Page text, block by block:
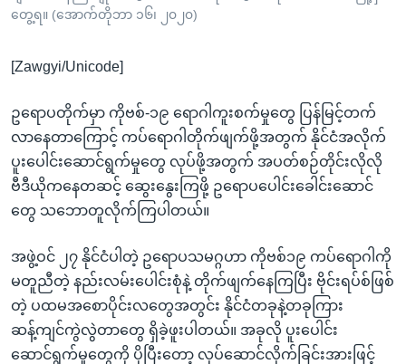
ရန်
ရန်
သို့
ကျော်
ရန်
တွေ့ရ။ (အောက်တိုဘာ ၁၆၊ ၂၀၂၀)
[Zawgyi/Unicode]
ဥရောပတိုက်မှာ ကိုဗစ်-၁၉ ရောဂါကူးစက်မှုတွေ ပြန်မြင့်တက်
လာနေတာကြောင့် ကပ်ရောဂါတိုက်ဖျက်ဖို့အတွက် နိုင်ငံအလိုက်
ပူးပေါင်းဆောင်ရွက်မှုတွေ လုပ်ဖို့အတွက် အပတ်စဉ်တိုင်းလိုလို
ဗီဒီယိုကနေတဆင့် ဆွေးနွေးကြဖို့ ဥရောပပေါင်းခေါင်းဆောင်
တွေ သဘောတူလိုက်ကြပါတယ်။
အဖွဲ့ဝင် ၂၇ နိုင်ငံပါတဲ့ ဥရောပသမဂ္ဂဟာ ကိုဗစ်၁၉ ကပ်ရောဂါကို
မတူညီတဲ့ နည်းလမ်းပေါင်းစုံနဲ့ တိုက်ဖျက်နေကြပြီး ဗိုင်းရပ်စ်ဖြစ်
တဲ့ ပထမအစောပိုင်းလတွေအတွင်း နိုင်ငံတခုနဲ့တခုကြား
ဆန့်ကျင်ကွဲလွဲတာတွေ ရှိခဲ့ဖူးပါတယ်။ အခုလို ပူးပေါင်း
ဆောင်ရွက်မှုတွေကို ပိုပြီးတော့ လုပ်ဆောင်လိုက်ခြင်းအားဖြင့်